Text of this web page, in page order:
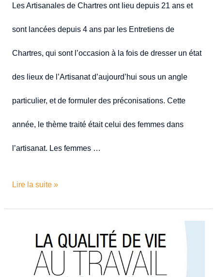
Les Artisanales de Chartres ont lieu depuis 21 ans et
sont lancées depuis 4 ans par les Entretiens de
Chartres, qui sont l’occasion à la fois de dresser un état
des lieux de l’Artisanat d’aujourd’hui sous un angle
particulier, et de formuler des préconisations. Cette
année, le thème traité était celui des femmes dans
l’artisanat. Les femmes …
Lire la suite »